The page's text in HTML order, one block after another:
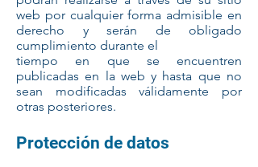
web por cualquier forma admisible en
derecho y serán de obligado
cumplimiento durante el
tiempo en que se encuentren
publicadas en la web y hasta que no
sean modificadas válidamente por
otras posteriores.
Protección de datos